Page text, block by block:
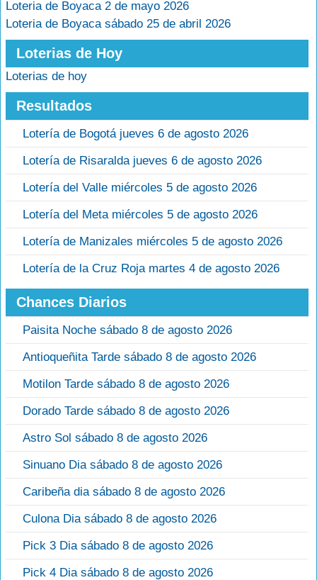
Loteria de Boyaca 2 de mayo 2026
Loteria de Boyaca sábado 25 de abril 2026
Loterias de Hoy
Loterias de hoy
Resultados
Lotería de Bogotá jueves 6 de agosto 2026
Lotería de Risaralda jueves 6 de agosto 2026
Lotería del Valle miércoles 5 de agosto 2026
Lotería del Meta miércoles 5 de agosto 2026
Lotería de Manizales miércoles 5 de agosto 2026
Lotería de la Cruz Roja martes 4 de agosto 2026
Chances Diarios
Paisita Noche sábado 8 de agosto 2026
Antioqueñita Tarde sábado 8 de agosto 2026
Motilon Tarde sábado 8 de agosto 2026
Dorado Tarde sábado 8 de agosto 2026
Astro Sol sábado 8 de agosto 2026
Sinuano Dia sábado 8 de agosto 2026
Caribeña dia sábado 8 de agosto 2026
Culona Dia sábado 8 de agosto 2026
Pick 3 Dia sábado 8 de agosto 2026
Pick 4 Dia sábado 8 de agosto 2026